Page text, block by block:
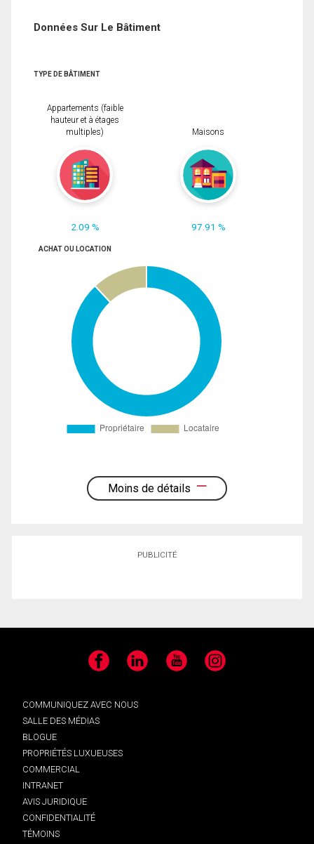
Données Sur Le Bâtiment
TYPE DE BÂTIMENT
Appartements (faible
hauteur et à étages
multiples)
2.09 %
Maisons
97.91 %
ACHAT OU LOCATION
Moins de détails
PUBLICITÉ
Facebook LinkedIn YouTube Instagram
COMMUNIQUEZ AVEC NOUS
SALLE DES MÉDIAS
BLOGUE
PROPRIÉTÉS LUXUEUSES
COMMERCIAL
INTRANET
AVIS JURIDIQUE
CONFIDENTIALITÉ
TÉMOINS